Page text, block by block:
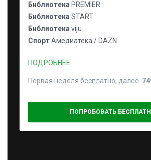
Библиотека PREMIER
Библиотека START
Библиотека viju
СпортАмедиатека / DAZN
ПОДРОБНЕЕ
Первая неделя бесплатно, далее
ПОПРОБОВАТЬ